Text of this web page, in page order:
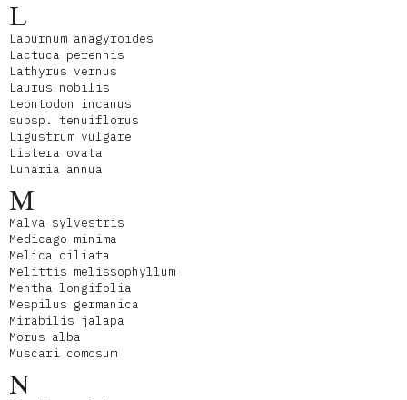
L
Laburnum anagyroides
Lactuca perennis
Lathyrus vernus
Laurus nobilis
Leontodon incanus
subsp. tenuiflorus
Ligustrum vulgare
Listera ovata
Lunaria annua
M
Malva sylvestris
Medicago minima
Melica ciliata
Melittis melissophyllum
Mentha longifolia
Mespilus germanica
Mirabilis jalapa
Morus alba
Muscari comosum
N